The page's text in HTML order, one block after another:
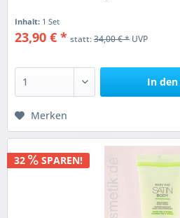
Inhalt: 1 Set
23,90 € * statt:34,00 € *UVP
In den
Merken
32 SPAREN!